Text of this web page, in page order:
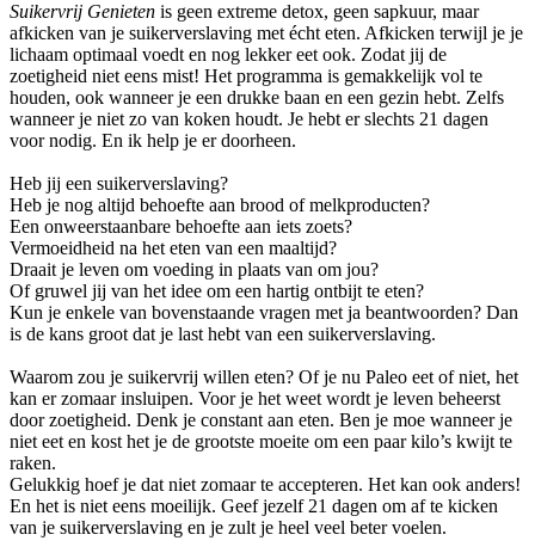
Suikervrij Genieten is geen extreme detox, geen sapkuur, maar
afkicken van je suikerverslaving met écht eten. Afkicken terwijl je je
lichaam optimaal voedt en nog lekker eet ook. Zodat jij de
zoetigheid niet eens mist! Het programma is gemakkelijk vol te
houden, ook wanneer je een drukke baan en een gezin hebt. Zelfs
wanneer je niet zo van koken houdt. Je hebt er slechts 21 dagen
voor nodig. En ik help je er doorheen.
Heb jij een suikerverslaving?
Heb je nog altijd behoefte aan brood of melkproducten?
Een onweerstaanbare behoefte aan iets zoets?
Vermoeidheid na het eten van een maaltijd?
Draait je leven om voeding in plaats van om jou?
Of gruwel jij van het idee om een hartig ontbijt te eten?
Kun je enkele van bovenstaande vragen met ja beantwoorden? Dan
is de kans groot dat je last hebt van een suikerverslaving.
Waarom zou je suikervrij willen eten? Of je nu Paleo eet of niet, het
kan er zomaar insluipen. Voor je het weet wordt je leven beheerst
door zoetigheid. Denk je constant aan eten. Ben je moe wanneer je
niet eet en kost het je de grootste moeite om een paar kilo’s kwijt te
raken.
Gelukkig hoef je dat niet zomaar te accepteren. Het kan ook anders!
En het is niet eens moeilijk. Geef jezelf 21 dagen om af te kicken
van je suikerverslaving en je zult je heel veel beter voelen.